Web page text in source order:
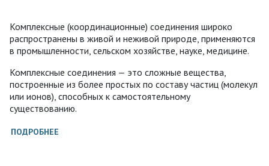
Комплексные (координационные) соединения широко
распространены в живой и неживой природе, применяются
в промышленности, сельском хозяйстве, науке, медицине.
Комплексные соединения — это сложные вещества,
построенные из более простых по составу частиц (молекул
или ионов), способных к самостоятельному
существованию.
ПОДРОБНЕЕ